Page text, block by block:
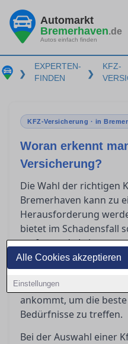
Alle Cookies akzeptieren
Einstellungen
Automarkt
Bremerhaven.de
Autos einfach finden
❯
EXPERTEN-
FINDEN
❯
KFZ-
KFZ-Versicherung · in
Woran erkennt
Versicherung?
Die Wahl der richtigen
Bremerhaven kann zu
Herausforderung
bietet im Schadensfall
umfassende
Schadensregulierung?
Einblicke, wie Sie die
und worauf es bei
ankommt, um die
Bedürfnisse zu treffen.
Bei der Auswahl einer